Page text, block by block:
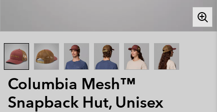
Columbia Mesh™
Snapback Hut, Unisex